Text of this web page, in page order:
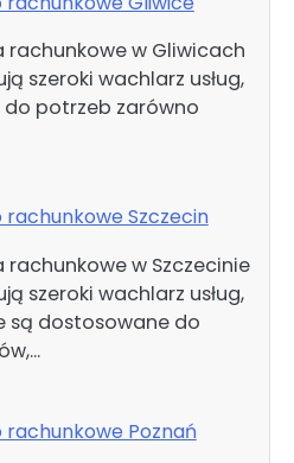
rachunkowe w Gliwicach
szeroki wachlarz usług,
potrzeb zarówno
rachunkowe Szczecin
rachunkowe w Szczecinie
szeroki wachlarz usług,
są dostosowane do
rachunkowe Poznań